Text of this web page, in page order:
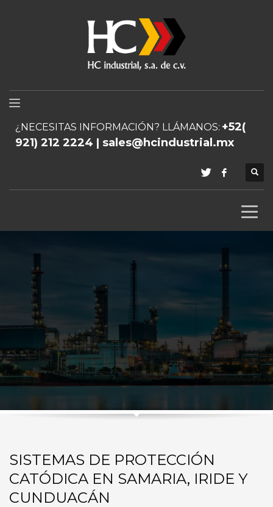
¿NECESITAS INFORMACIÓN? LLÁMANOS: +52(
921) 212 2224 | sales@hcindustrial.mx
SISTEMAS DE PROTECCIÓN
CATÓDICA EN SAMARIA, IRIDE Y
CUNDUACÁN